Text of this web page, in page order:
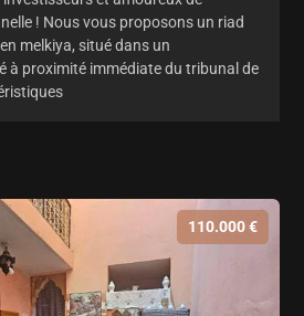
! Nous vous proposons un riad
melkiya, situé dans un
à proximité immédiate du tribunal de
110.000 €